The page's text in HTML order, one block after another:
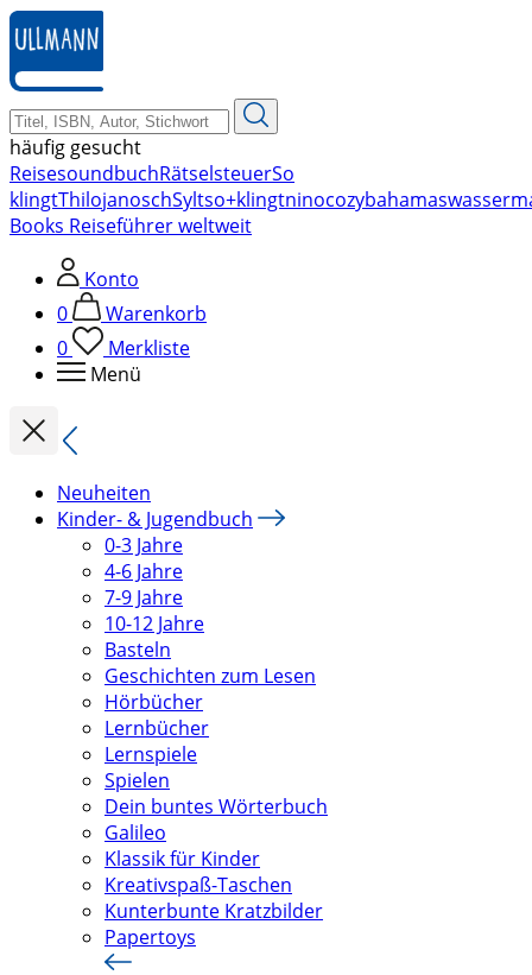
zum
Hauptinhalt
springen
häufig gesucht
ReisesoundbuchRätselsteuerSo
klingtThilojanoschSyltso+klingtninocozybahamas
Books Reiseführer weltweit
Konto
0
Warenkorb
0
Merkliste
Menü
Neuheiten
Kinder- & Jugendbuch
0-3 Jahre
4-6 Jahre
7-9 Jahre
10-12 Jahre
Basteln
Geschichten zum Lesen
Hörbücher
Lernbücher
Lernspiele
Spielen
Dein buntes Wörterbuch
Galileo
Klassik für Kinder
Kreativspaß-Taschen
Kunterbunte Kratzbilder
Papertoys